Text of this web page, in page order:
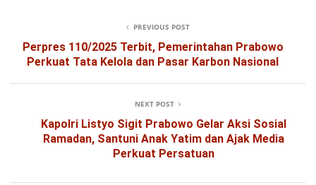
PREVIOUS POST
Perpres 110/2025 Terbit, Pemerintahan Prabowo
Perkuat Tata Kelola dan Pasar Karbon Nasional
NEXT POST
Kapolri Listyo Sigit Prabowo Gelar Aksi Sosial
Ramadan, Santuni Anak Yatim dan Ajak Media
Perkuat Persatuan